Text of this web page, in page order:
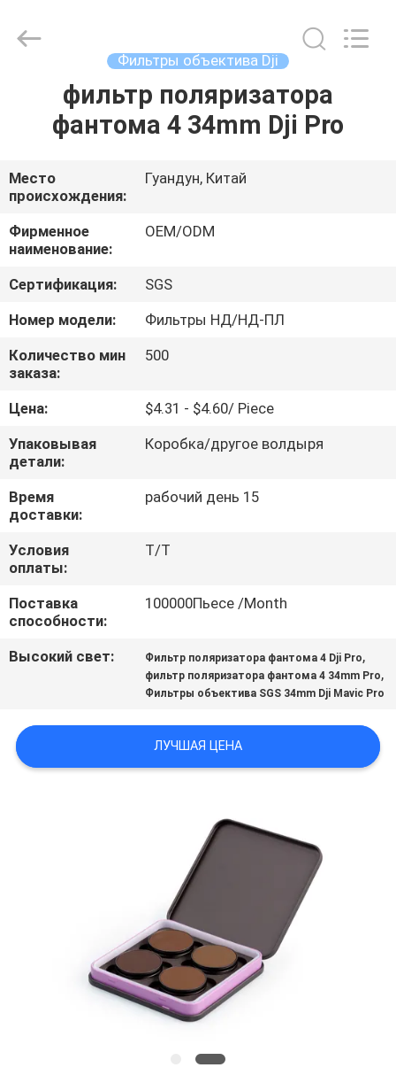
О
НАС
ПУТЕШЕСТВИЕ
ФАБРИКИ
ПРОВЕРКА
КАЧЕСТВА
СВЯЖИТЕСЬ
МЫ
СПРОСИТЕ
САЙТА
PRIVACY
POLICY
Technology
Ltd..
Фильтры объектива Dji
фильтр поляризатора
фантома 4 34mm Dji Pro
Место
происхождения:
Гуандун, Китай
Фирменное
наименование:
OEM/ODM
Сертификация:
SGS
Номер модели:
Фильтры НД/НД-ПЛ
Количество мин
заказа:
500
Цена:
$4.31 - $4.60/ Piece
Упаковывая
детали:
Коробка/другое волдыря
Время
доставки:
рабочий день 15
Условия
оплаты:
Т/Т
Поставка
способности:
100000Пьесе /Month
Высокий свет: Фильтр поляризатора фантома 4 Dji Pro,
фильтр поляризатора фантома 4 34mm Pro,
Фильтры объектива SGS 34mm Dji Mavic Pro
ЛУЧШАЯ ЦЕНА